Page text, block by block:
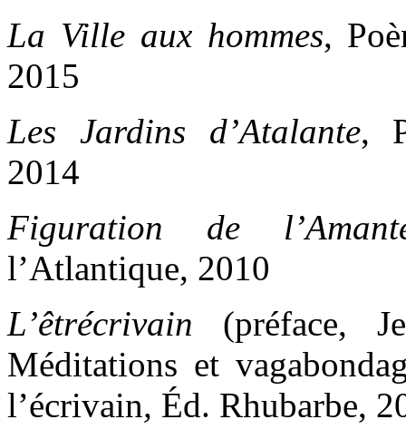
La Ville aux hommes,
2015
Les Jardins d’Atalante,
2014
Figuration de
l’Atlantique, 2010
L’êtrécrivain (préface,
Méditations et
l’écrivain, Éd. Rhubarbe,